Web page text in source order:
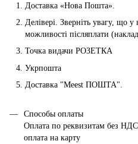
Доставка «Нова Пошта».
Делівері. Зверніть увагу, що у
можливості післяплати
Точка видачи РОЗЕТКА
Укрпошта
Доставка "Мeest ПОШТА".
Способы оплаты
Оплата по реквизитам без НДС
оплата на карту